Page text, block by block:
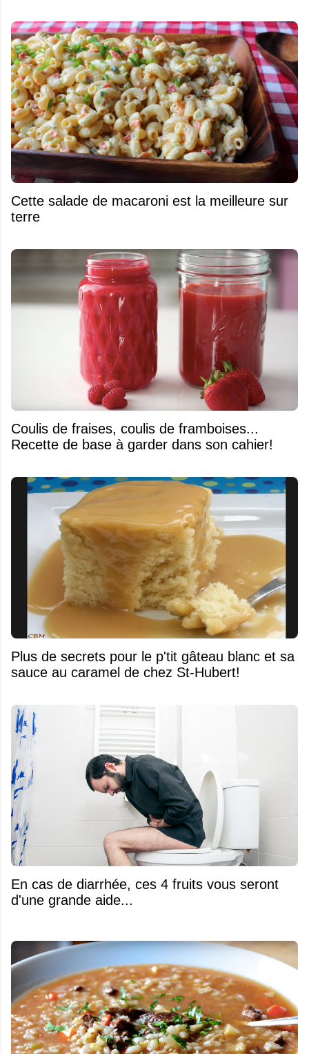
Cette salade de macaroni est la meilleure sur
terre
Coulis de fraises, coulis de framboises...
Recette de base à garder dans son cahier!
Plus de secrets pour le p'tit gâteau blanc et sa
sauce au caramel de chez St-Hubert!
En cas de diarrhée, ces 4 fruits vous seront
d'une grande aide...